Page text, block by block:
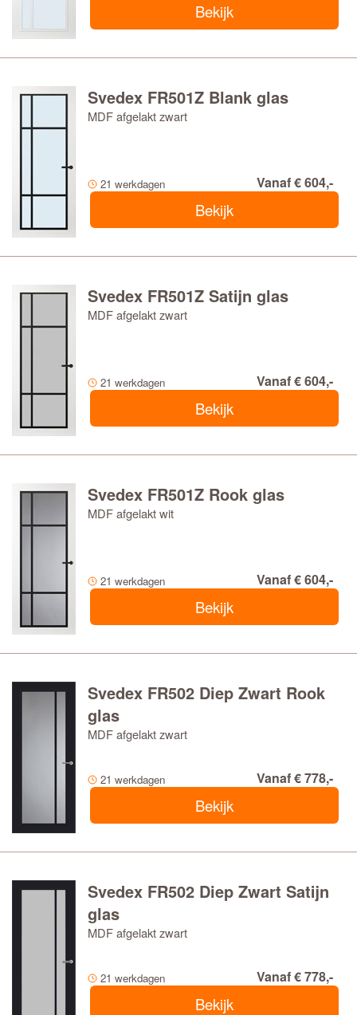
Bekijk
Svedex FR501Z Blank glas
MDF afgelakt zwart
21 werkdagen Vanaf € 604,-
Bekijk
Svedex FR501Z Satijn glas
MDF afgelakt zwart
21 werkdagen Vanaf € 604,-
Bekijk
Svedex FR501Z Rook glas
MDF afgelakt wit
21 werkdagen Vanaf € 604,-
Bekijk
Svedex FR502 Diep Zwart Rook
glas
MDF afgelakt zwart
21 werkdagen Vanaf € 778,-
Bekijk
Svedex FR502 Diep Zwart Satijn
glas
MDF afgelakt zwart
21 werkdagen Vanaf € 778,-
Bekijk